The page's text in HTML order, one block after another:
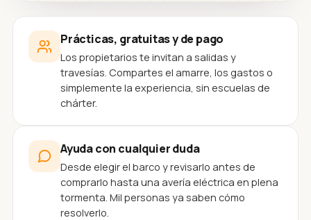
Prácticas, gratuitas y de pago
Los propietarios te invitan a salidas y
travesías. Compartes el amarre, los gastos o
simplemente la experiencia, sin escuelas de
chárter.
Ayuda con cualquier duda
Desde elegir el barco y revisarlo antes de
comprarlo hasta una avería eléctrica en plena
tormenta. Mil personas ya saben cómo
resolverlo.